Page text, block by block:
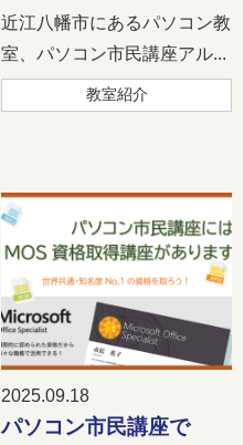
近江八幡市にあるパソコン教
室、パソコン市民講座アル...
教室紹介
2025.09.18
パソコン市民講座で